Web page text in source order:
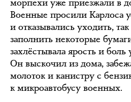
Военные просили Карлоса
и отказывались уходить,
заполнить некоторые
захлёстывала ярость и боль
Он выскочил из дома,
молоток и канистру с
к микроавтобусу военных.